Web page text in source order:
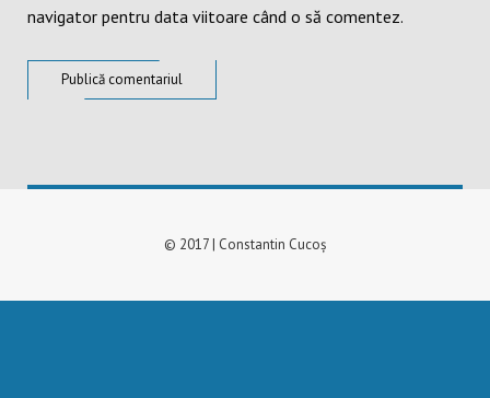
navigator pentru data viitoare când o să comentez.
© 2017 | Constantin Cucoș